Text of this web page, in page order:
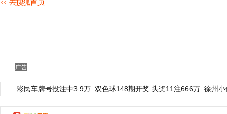
广告
彩民车牌号投注中3.9万 双色球148期开奖:头奖11注666万 徐州